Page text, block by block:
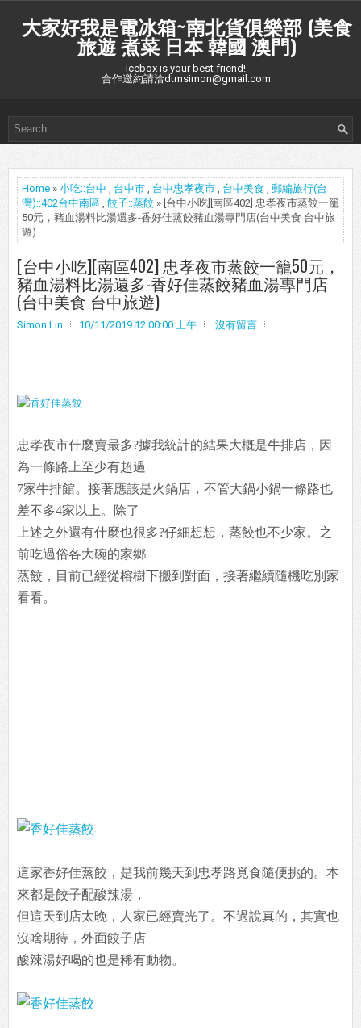
大家好我是電冰箱~南北貨俱樂部 (美食
旅遊 煮菜 日本 韓國 澳門)
Icebox is your best friend!
合作邀約請洽dtmsimon@gmail.com
Home » 小吃::台中 , 台中市 , 台中忠孝夜市 , 台中美食 , 郵編旅行(台
灣)::402台中南區 , 餃子::蒸餃 » [台中小吃][南區402] 忠孝夜市蒸餃一籠
50元，豬血湯料比湯還多-香好佳蒸餃豬血湯專門店(台中美食 台中旅
遊)
[台中小吃][南區402] 忠孝夜市蒸餃一籠50元，
豬血湯料比湯還多-香好佳蒸餃豬血湯專門店
(台中美食 台中旅遊)
Simon Lin 10/11/2019 12:00:00 上午 沒有留言
忠孝夜市什麼賣最多?據我統計的結果大概是牛排店，因
為一條路上至少有超過
7家牛排館。接著應該是火鍋店，不管大鍋小鍋一條路也
差不多4家以上。除了
上述之外還有什麼也很多?仔細想想，蒸餃也不少家。之
前吃過俗各大碗的家鄉
蒸餃，目前已經從榕樹下搬到對面，接著繼續隨機吃別家
看看。
這家香好佳蒸餃，是我前幾天到忠孝路覓食隨便挑的。本
來都是餃子配酸辣湯，
但這天到店太晚，人家已經賣光了。不過說真的，其實也
沒啥期待，外面餃子店
酸辣湯好喝的也是稀有動物。